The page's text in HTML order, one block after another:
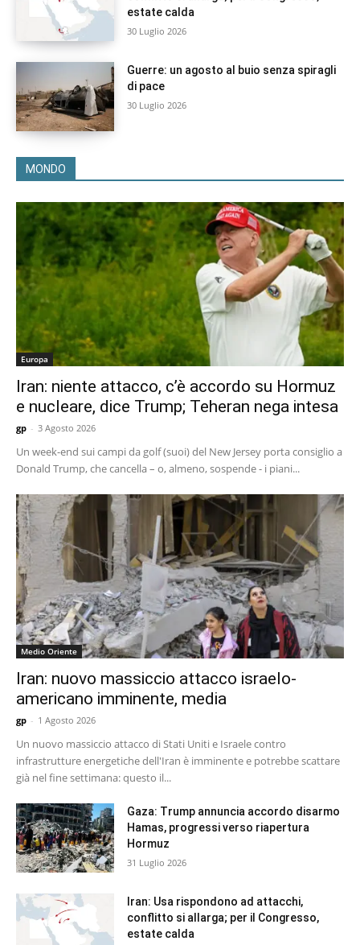
estate calda
30 Luglio 2026
Guerre: un agosto al buio senza spiragli
di pace
30 Luglio 2026
MONDO
Europa
Iran: niente attacco, c’è accordo su Hormuz
e nucleare, dice Trump; Teheran nega intesa
gp - 3 Agosto 2026
Un week-end sui campi da golf (suoi) del New Jersey porta consiglio a
Donald Trump, che cancella – o, almeno, sospende - i piani...
Medio Oriente
Iran: nuovo massiccio attacco israelo-
americano imminente, media
gp - 1 Agosto 2026
Un nuovo massiccio attacco di Stati Uniti e Israele contro
infrastrutture energetiche dell'Iran è imminente e potrebbe scattare
già nel fine settimana: questo il...
Gaza: Trump annuncia accordo disarmo
Hamas, progressi verso riapertura
Hormuz
31 Luglio 2026
Iran: Usa rispondono ad attacchi,
conflitto si allarga; per il Congresso,
estate calda